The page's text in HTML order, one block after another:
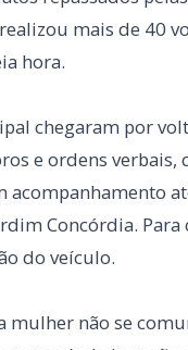
acompanhamento
Concórdia. Para
do veículo.
mulher não se
possível alteração
Atendimento Móvel
ainda no local.
Pronto